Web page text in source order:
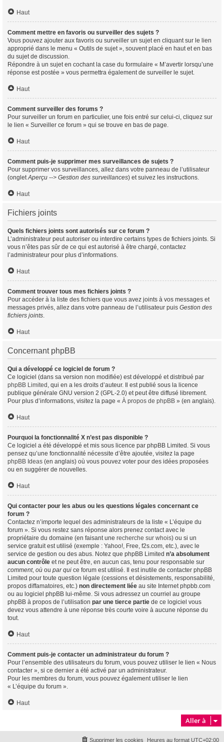
Haut
Comment mettre en favoris ou surveiller des sujets ?
Vous pouvez ajouter aux favoris ou surveiller un sujet en cliquant sur le lien
approprié dans le menu « Outils de sujet », souvent placé en haut et en bas
du sujet de discussion.
Répondre à un sujet en cochant la case du formulaire « M’avertir lorsqu’une
réponse est postée » vous permettra également de surveiller le sujet.
Haut
Comment surveiller des forums ?
Pour surveiller un forum en particulier, une fois entré sur celui-ci, cliquez sur
le lien « Surveiller ce forum » qui se trouve en bas de page.
Haut
Comment puis-je supprimer mes surveillances de sujets ?
Pour supprimer vos surveillances, allez dans votre panneau de l’utilisateur
(ongletAperçu --> Gestion des surveillances) et suivez les instructions.
Haut
Fichiers joints
Quels fichiers joints sont autorisés sur ce forum ?
L’administrateur peut autoriser ou interdire certains types de fichiers joints. Si
vous n’êtes pas sûr de ce qui est autorisé à être chargé, contactez
l’administrateur pour plus d’informations.
Haut
Comment trouver tous mes fichiers joints ?
Pour accéder à la liste des fichiers que vous avez joints à vos messages et
messages privés, allez dans votre panneau de l’utilisateur puis Gestion des
fichiers joints.
Haut
Concernant phpBB
Qui a développé ce logiciel de forum ?
Ce logiciel (dans sa version non modifiée) est développé et distribué par
phpBB Limited , qui en a les droits d’auteur. Il est publié sous la licence
publique générale GNU version 2 (GPL-2.0) et peut être diffusé librement.
Pour plus d’informations, visitez la page « À propos de phpBB » (en anglais).
Haut
Pourquoi la fonctionnalité X n’est pas disponible ?
Ce logiciel a été développé et mis sous licence par phpBB Limited. Si vous
pensez qu’une fonctionnalité nécessite d’être ajoutée, visitez la page
phpBB Ideas (en anglais) où vous pouvez voter pour des idées proposées
ou en suggérer de nouvelles.
Haut
Qui contacter pour les abus ou les questions légales concernant ce
forum ?
Contactez n’importe lequel des administrateurs de la liste « L’équipe du
forum ». Si vous restez sans réponse alors prenez contact avec le
propriétaire du domaine (en faisant une recherche sur whois) ou si un
service gratuit est utilisé (exemple : Yahoo!, Free, f2s.com, etc.), avec le
service de gestion ou des abus. Notez que phpBB Limited n’a absolument
aucun contrôle et ne peut être, en aucun cas, tenu pour responsable sur
comment, où ou par qui ce forum est utilisé. Il est inutile de contacter phpBB
Limited pour toute question légale (cessions et désistements, responsabilité,
propos diffamatoires, etc.) non directement liée au site Internet phpbb.com
ou au logiciel phpBB lui-même. Si vous adressez un courriel au groupe
phpBB à propos de l’utilisation par une tierce partie de ce logiciel vous
devez vous attendre à une réponse très courte voire à aucune réponse du
tout.
Haut
Comment puis-je contacter un administrateur du forum ?
Pour l’ensemble des utilisateurs du forum, vous pouvez utiliser le lien « Nous
contacter », si ce dernier a été activé par un administrateur.
Pour les membres du forum, vous pouvez également utiliser le lien
« L’équipe du forum ».
Haut
Aller à
Heures au format UTC+02:00
Supprimer les cookies